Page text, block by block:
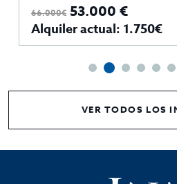
66.000€ 53.000 €
Alquiler actual: 1.750€
VER TODOS LOS